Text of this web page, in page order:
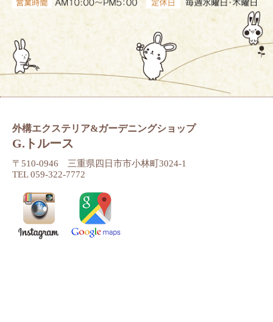
外構エクステリア&ガーデニングショップ
G.トルース
〒510-0946 三重県四日市市小林町3024-1
TEL 059-322-7772